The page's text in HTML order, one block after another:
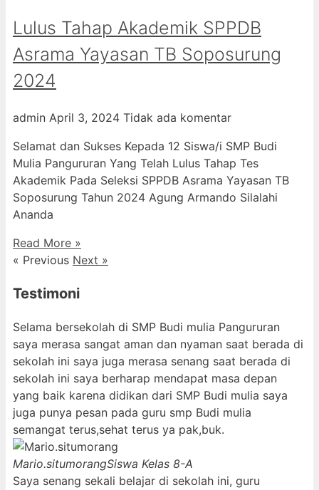
Lulus Tahap Akademik SPPDB
Asrama Yayasan TB Soposurung
2024
admin April 3, 2024 Tidak ada komentar
Selamat dan Sukses Kepada 12 Siswa/i SMP Budi
Mulia Pangururan Yang Telah Lulus Tahap Tes
Akademik Pada Seleksi SPPDB Asrama Yayasan TB
Soposurung Tahun 2024 Agung Armando Silalahi
⁠Ananda
Read More »
« Previous Next »
Testimoni
Selama bersekolah di SMP Budi mulia Pangururan
saya merasa sangat aman dan nyaman saat berada di
sekolah ini saya juga merasa senang saat berada di
sekolah ini saya berharap mendapat masa depan
yang baik karena didikan dari SMP Budi mulia saya
juga punya pesan pada guru smp Budi mulia
semangat terus,sehat terus ya pak,buk.
Mario.situmorangSiswa Kelas 8-A
Saya senang sekali belajar di sekolah ini, guru